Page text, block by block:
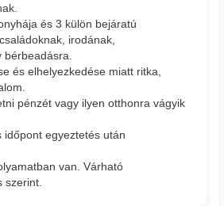
és 3 külön bejáratú
irodának,
bérbeadásra.
és elhelyezkedése miatt ritka,
pénzét vagy ilyen otthonra vágyik
időpont egyeztetés után
van. Várható
szerint.